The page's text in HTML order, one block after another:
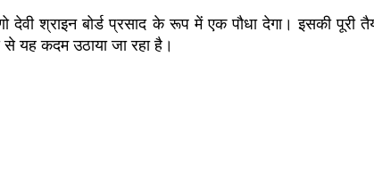
श्राइन बोर्ड प्रसाद के रूप में एक पौधा देगा। इसकी पूरी
से यह कदम उठाया जा रहा है।